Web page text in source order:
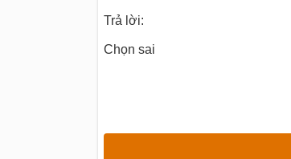
Trả lời:
Chọn sai